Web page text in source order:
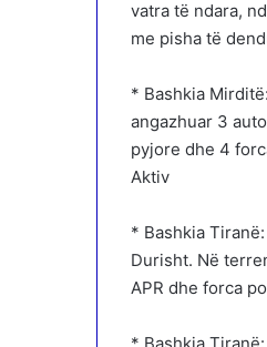
vatra të ndara,
me pisha të
* Bashkia
angazhuar 3
pyjore dhe 4
Aktiv
* Bashkia
Durisht. Në
APR dhe forca